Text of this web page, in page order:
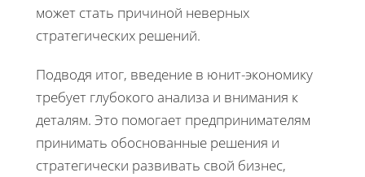
может стать причиной неверных
стратегических решений.
Подводя итог, введение в юнит-экономику
требует глубокого анализа и внимания к
деталям. Это помогает предпринимателям
принимать обоснованные решения и
стратегически развивать свой бизнес,